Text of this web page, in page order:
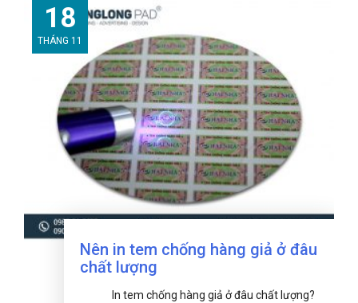
18
THÁNG 11
Nên in tem chống hàng giả ở đâu
chất lượng
In tem chống hàng giả ở đâu chất lượng?